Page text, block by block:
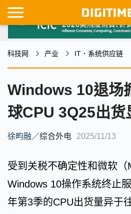
科技网 产业 IT．系统供应链
Windows 10退
球CPU 3Q25出货
徐畇融／综合外电 2025/11/13
受到关税不确定性和微软（
Windows 10操作系统终止
年第3季的CPU出货量异于